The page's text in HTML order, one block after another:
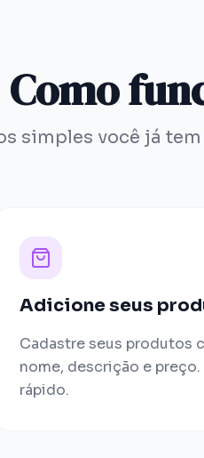
Como
simples você já
Adicione seus
Cadastre seus produtos
nome, descrição e
rápido.